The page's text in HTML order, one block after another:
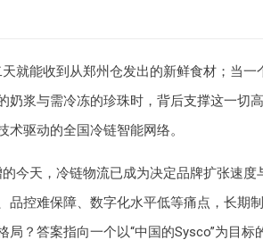
就能收到从郑州仓发出的新鲜食材；当一
奶浆与需冷冻的珍珠时，背后支撑这一切
驱动的全国冷链智能网络。
今天，冷链物流已成为决定品牌扩张速度
控难保障、数字化水平低等痛点，长期制
局？答案指向一个以“中国的Sysco”为目